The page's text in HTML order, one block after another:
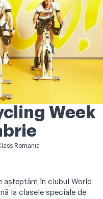
Week
Romania
așteptăm în clubul World
la clasele speciale de